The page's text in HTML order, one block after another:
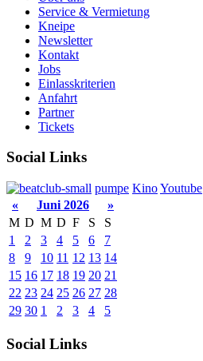
Service & Vermietung
Kneipe
Newsletter
Kontakt
Jobs
Einlasskriterien
Anfahrt
Partner
Tickets
Social Links
pumpe KinoYoutube
«
Juni 2026
»
M D M D F S
S
1
2 3 4 5 6
7
8
9 10 11 12 13 14
15 16 17 18 19 20 21
22 23 24 25 26 27 28
29 30 1 2 3 4 5
Social Links